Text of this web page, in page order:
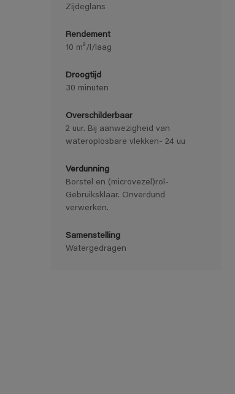
Zijdeglans
Rendement
10 m²/l/laag
Droogtijd
30 minuten
Overschilderbaar
2 uur. Bij aanwezigheid van
wateroplosbare vlekken- 24 uu
Verdunning
Borstel en (microvezel)rol-
Gebruiksklaar. Onverdund
verwerken.
Samenstelling
Watergedragen